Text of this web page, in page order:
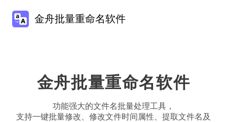
金舟批量重命名软件
金舟批量重命名软件
功能强大的文件名批量处理工具，
支持一键批量修改、修改文件时间属性、提取文件名及